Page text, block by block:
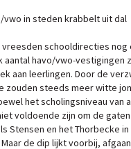
vwo in steden krabbelt uit dal
vreesden schooldirecties nog
havo/vwo-vestigingen
aan leerlingen. Door de
zouden steeds meer witte
het scholingsniveau van
voldoende zijn om de
Stensen en het Thorbecke
de dip lijkt voorbij,